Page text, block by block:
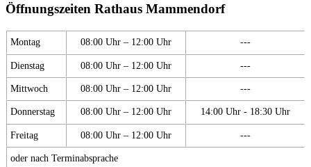
Öffnungszeiten Rathaus Mammendorf
Montag 08:00 Uhr – 12:00 Uhr ---
Dienstag 08:00 Uhr – 12:00 Uhr ---
Mittwoch 08:00 Uhr – 12:00 Uhr ---
Donnerstag 08:00 Uhr – 12:00 Uhr 14:00 Uhr - 18:30 Uhr
Freitag 08:00 Uhr – 12:00 Uhr ---
oder nach Terminabsprache